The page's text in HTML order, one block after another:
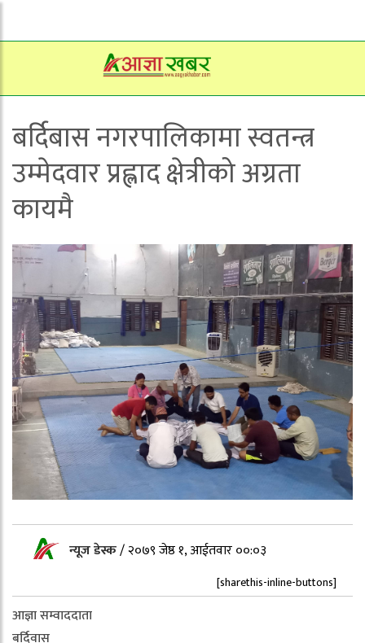
बर्दिबास नगरपालिकामा स्वतन्त्र
उम्मेदवार प्रह्लाद क्षेत्रीको अग्रता
कायमै
न्यूज डेस्क/२०७९ जेष्ठ १, आईतवार ००:०३
[sharethis-inline-buttons]
आज्ञा सम्वाददाता
बर्दिवास